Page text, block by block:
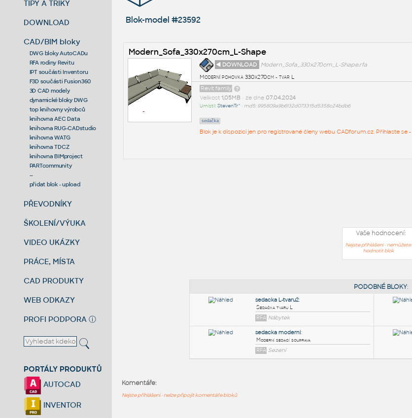
TIPY A TRIKY
DOWNLOAD
CAD/BIM bloky
DWG bloky AutoCADu
RFA rodiny Revitu
IPT součásti Inventoru
F3D součásti Fusion360
3D CAD modely
dynamické bloky DWG
top knihovny výrobců
knihovna AEC Data
knihovna RUG-CADstudio
knihovna WATG
knihovna TDCZ
knihovna BIMproject
PARTcommunity
--
přidat blok - upload
PŘEVODNÍKY
ŠKOLENÍ/VÝUKA
VIDEO UKÁZKY
PRÁCE, MÍSTA
CAD PRODUKTY
WEB ODKAZY
PROFI PODPORA ⓘ
PORTÁLY PRODUKTŮ
AUTOCAD
INVENTOR
Blok-model #23592
Modern_Sofa_330x270cm_L-Shape
◄ DOWNLOAD
Modern_Sofa_330x270cm_L-Shape.rfa
Moderní pohovka 330x270cm - tvar L
Revit family
Velikost 1,05MB• ze dne 07.04.2024
Umístil:StevenTr^ • md5: 995809a9b6132d073315d5358c24bdb6
sedačka
Blok je k dispozici jen pro registrované členy webu CADforum.cz. Přihlaste se -
Vaše hodnocení:
Nejste přihlášeni - nemůžete
hodnotit blok
Komentáře:
Nejste přihlášeni - nelze připojit komentáře bloků